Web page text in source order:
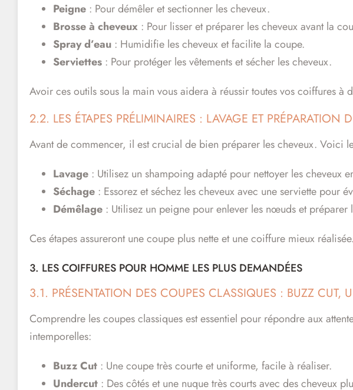
Peigne : Pour démêler et sectionner les cheveux.
Brosse à cheveux : Pour lisser et préparer les cheveux avant la
Spray d’eau : Humidifie les cheveux et facilite la coupe.
Serviettes : Pour protéger les vêtements et sécher les cheveux.
Avoir ces outils sous la main vous aidera à réussir toutes vos coiffures à
2.2. LES ÉTAPES PRÉLIMINAIRES : LAVAGE ET PRÉPARATION
Avant de commencer, il est crucial de bien préparer les cheveux. Voici
Lavage : Utilisez un shampoing adapté pour nettoyer les cheveux
Séchage : Essorez et séchez les cheveux avec une serviette pour
Démêlage : Utilisez un peigne pour enlever les nœuds et
Ces étapes assureront une coupe plus nette et une coiffure mieux réalisée.
3. LES COIFFURES POUR HOMME LES PLUS DEMANDÉES
3.1. PRÉSENTATION DES COUPES CLASSIQUES : BUZZ CUT,
Comprendre les coupes classiques est essentiel pour répondre aux
intemporelles:
Buzz Cut : Une coupe très courte et uniforme, facile à réaliser.
Undercut : Des côtés et une nuque très courts avec des cheveux